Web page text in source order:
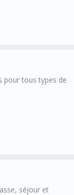
pour tous types de
séjour et